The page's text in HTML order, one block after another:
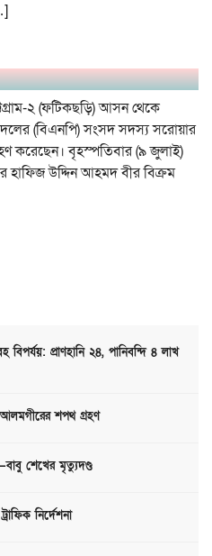
সরোয়ার আলমগীরের
২ (ফটিকছড়ি) আসন থেকে
দলের (বিএনপি) সংসদ সদস্য সরোয়ার
করেছেন। বৃহস্পতিবার (৯ জুলাই)
হাফিজ উদ্দিন আহমদ বীর বিক্রম
প্রাণহানি ২৪, পানিবন্দি ৪ লাখ
শপথ গ্রহণ
শেখের মৃত্যুদণ্ড
নির্দেশনা